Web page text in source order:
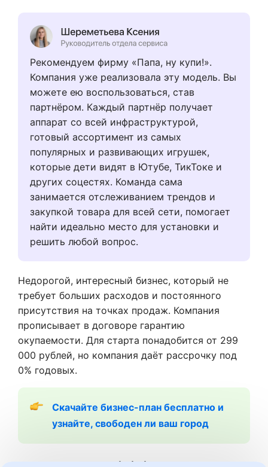
Рекомендуем фирму «Папа, ну купи!».
Компания уже реализовала эту модель. Вы
можете ею воспользоваться, став
партнёром. Каждый партнёр получает
аппарат со всей инфраструктурой,
готовый ассортимент из самых
популярных и развивающих игрушек,
которые дети видят в Ютубе, ТикТоке и
других соцестях. Команда сама
занимается отслеживанием трендов и
закупкой товара для всей сети, помогает
найти идеально место для установки и
решить любой вопрос.
Недорогой, интересный бизнес, который не
требует больших расходов и постоянного
присутствия на точках продаж. Компания
прописывает в договоре гарантию
окупаемости. Для старта понадобится от 299
000 рублей, но компания даёт рассрочку под
0% годовых.
Скачайте бизнес-план бесплатно и
узнайте, свободен ли ваш город